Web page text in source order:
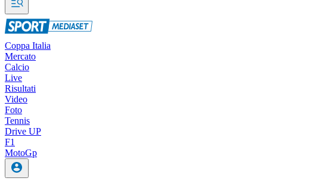
Coppa Italia
Mercato
Calcio
Live
Risultati
Video
Foto
Tennis
Drive UP
F1
MotoGp